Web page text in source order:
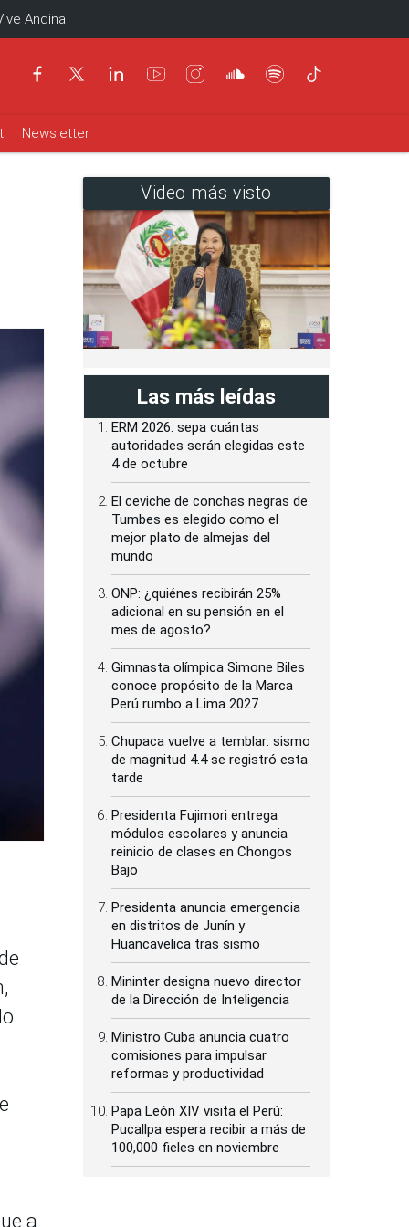
Andina
Newsletter
a
Video más visto
Las más leídas
ERM 2026: sepa cuántas
autoridades serán elegidas este
4 de octubre
El ceviche de conchas negras de
Tumbes es elegido como el
mejor plato de almejas del
mundo
ONP: ¿quiénes recibirán 25%
adicional en su pensión en el
mes de agosto?
Gimnasta olímpica Simone Biles
conoce propósito de la Marca
Perú rumbo a Lima 2027
Chupaca vuelve a temblar: sismo
de magnitud 4.4 se registró esta
tarde
Presidenta Fujimori entrega
módulos escolares y anuncia
reinicio de clases en Chongos
Bajo
Presidenta anuncia emergencia
en distritos de Junín y
Huancavelica tras sismo
Mininter designa nuevo director
de la Dirección de Inteligencia
Ministro Cuba anuncia cuatro
comisiones para impulsar
reformas y productividad
Papa León XIV visita el Perú:
Pucallpa espera recibir a más de
100,000 fieles en noviembre